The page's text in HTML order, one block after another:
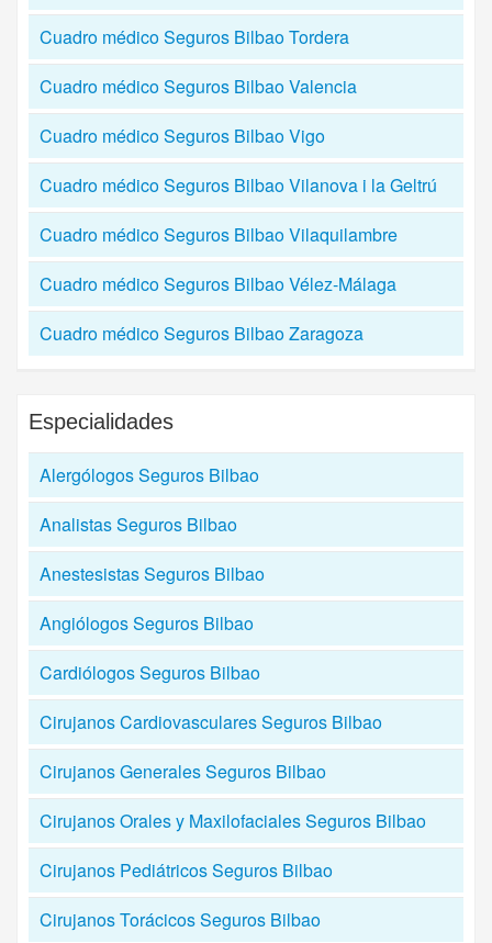
Cuadro médico Seguros Bilbao Tordera
Cuadro médico Seguros Bilbao Valencia
Cuadro médico Seguros Bilbao Vigo
Cuadro médico Seguros Bilbao Vilanova i la Geltrú
Cuadro médico Seguros Bilbao Vilaquilambre
Cuadro médico Seguros Bilbao Vélez-Málaga
Cuadro médico Seguros Bilbao Zaragoza
Especialidades
Alergólogos Seguros Bilbao
Analistas Seguros Bilbao
Anestesistas Seguros Bilbao
Angiólogos Seguros Bilbao
Cardiólogos Seguros Bilbao
Cirujanos Cardiovasculares Seguros Bilbao
Cirujanos Generales Seguros Bilbao
Cirujanos Orales y Maxilofaciales Seguros Bilbao
Cirujanos Pediátricos Seguros Bilbao
Cirujanos Torácicos Seguros Bilbao